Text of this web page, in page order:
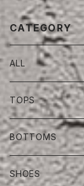
CATEGORY
ALL
TOPS
BOTTOMS
SHOES